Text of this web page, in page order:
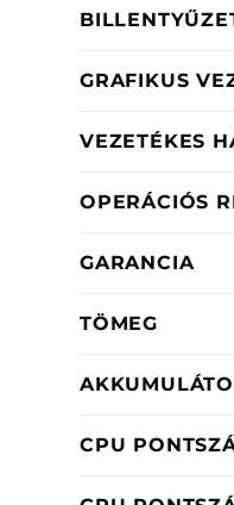
GRAFIKUS
VEZETÉKES
OPERÁCIÓS
GARANCIA
TÖMEG
CPU